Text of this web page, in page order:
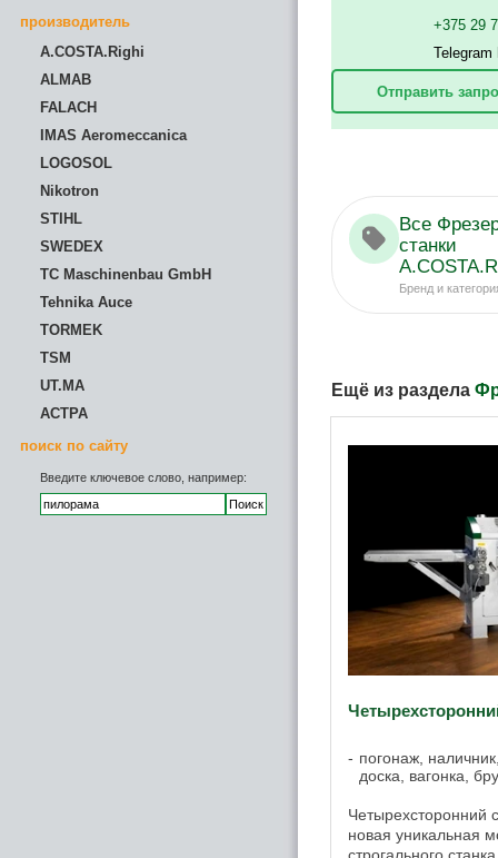
производитель
A.COSTA.Righi
ALMAB
FALACH
IMAS Aeromeccanica
LOGOSOL
Nikotron
STIHL
SWEDEX
TC Maschinenbau GmbH
Tehnika Auce
TORMEK
TSM
UT.MA
АСТРА
поиск по сайту
Введите ключевое слово, например:
+375 29
Отправить
Все
станки
Бренд и
Ещё из раздела
погонаж,
доска, вагонка,
Четырехсторонний
новая уникальная